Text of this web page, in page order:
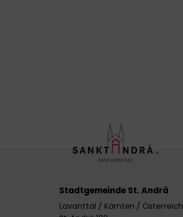
Stadtgemeinde St. Andrä
Lavanttal / Kärnten / Österreich